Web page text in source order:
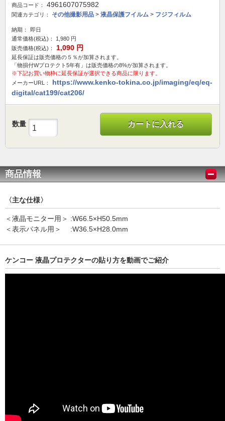
商品コード： 4961607075982
関連カテゴリ： その他撮影用品 > 液晶保護フイルム > フジフィルム
納期：
即日
通常価格(税込)：
1,980 円
販売価格(税込)：
1,090 円
延長保証は販売価格の５％が加算されます。
「物損付Wプロテクト5年有」は販売価格の8%が加算されます。
※下記お買い物枠に延長保証が選択できる商品に限ります。
メーカーURL：
https://www.kenko-tokina.co.jp/imaging/eq/eq-
digital/cat199/cat206/
数量 カートに入れる
商品情報
〈主な仕様〉
＜液晶モニター用＞ :W66.5×H50.5mm
＜表示パネル用＞ :W36.5×H28.0mm
ケンコー 液晶プロテクターの貼り方を動画でご紹介